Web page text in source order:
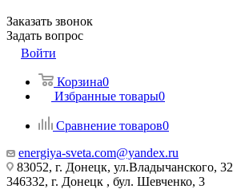
Заказать звонок
Задать вопрос
Войти
Корзина0
Избранные товары0
Сравнение товаров0
energiya-sveta.com@yandex.ru
83052, г. Донецк, ул.Владычанского, 32
346332, г. Донецк , бул. Шевченко, 3